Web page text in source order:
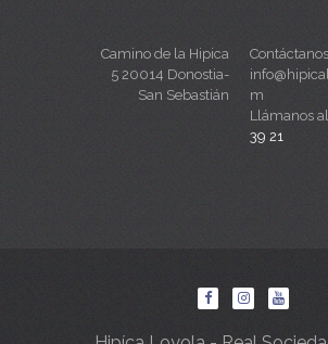
Camino de la Hipica
5 20014 Donostia-
San Sebastián
Contáctanos
m
Llámanos al
39 21